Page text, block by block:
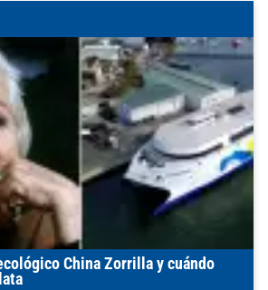
China Zorrilla y cuándo